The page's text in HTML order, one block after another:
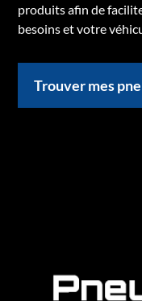
produits afin de
besoins et votre
Trouver mes